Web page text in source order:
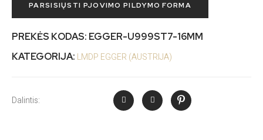
PARSISIŲSTI PJOVIMO PILDYMO FORMA
PREKĖS KODAS: EGGER-U999ST7-16MM
KATEGORIJA: LMDP EGGER (AUSTRIJA)
Dalintis: